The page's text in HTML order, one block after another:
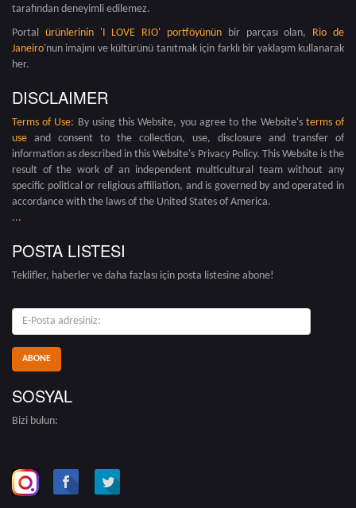
tarafından deneyimli edilemez.
Portal ürünlerinin 'I LOVE RIO' portföyünün bir parçası olan,
Rio de
Janeiro'nun imajını ve kültürünü tanıtmak için farklı bir yaklaşım kullanarak
her.
DISCLAIMER
Terms of Use: By using this Website, you agree to the Website's terms of
use and consent to the collection, use, disclosure and transfer of
information as described in this Website's Privacy Policy. This Website is the
result of the work of an independent multicultural team without any
specific political or religious affiliation, and is governed by and operated in
accordance with the laws of the United States of America.
...
POSTA LISTESI
Teklifler, haberler ve daha fazlası için posta listesine abone!
posta:
SOSYAL
Bizi bulun: